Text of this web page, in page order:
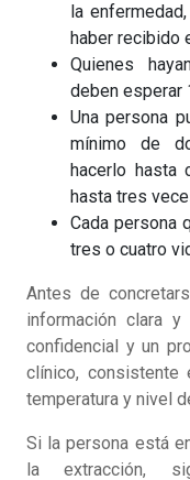
la
haber recibido
Quienes
deben esperar
Una persona
mínimo de
hacerlo hasta
hasta tres
Cada persona
tres o cuatro
Antes de
información clara
confidencial y un
clínico, consistente
temperatura y nivel
Si la persona está
la extracción,